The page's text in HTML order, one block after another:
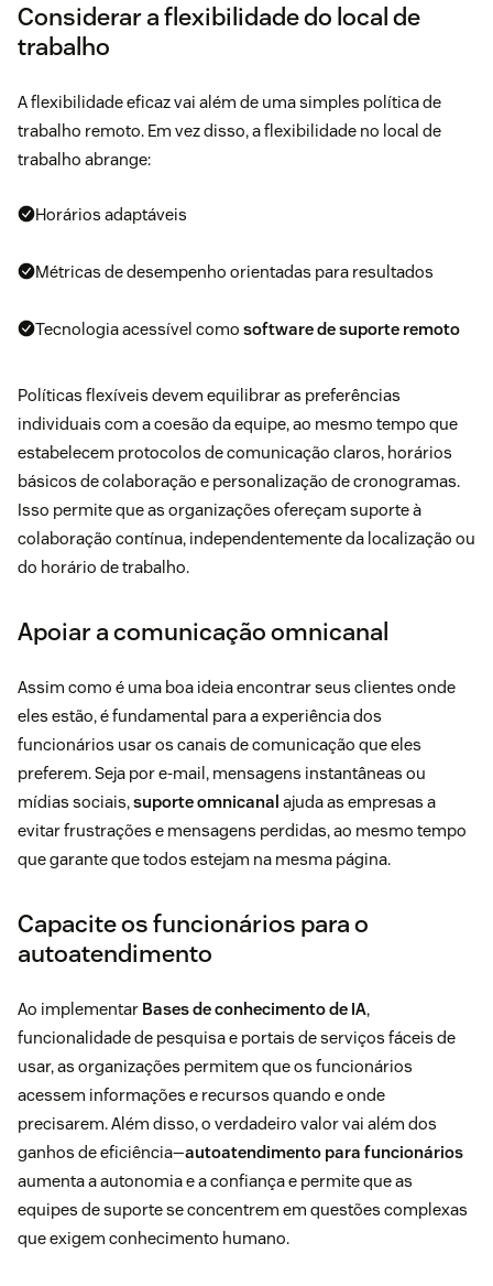
Considerar a flexibilidade do local de
trabalho
A flexibilidade eficaz vai além de uma simples política de
trabalho remoto. Em vez disso, a flexibilidade no local de
trabalho abrange:
Horários adaptáveis ​​
Métricas de desempenho orientadas para resultados
Tecnologia acessível como software de suporte remoto
Políticas flexíveis devem equilibrar as preferências
individuais com a coesão da equipe, ao mesmo tempo que
estabelecem protocolos de comunicação claros, horários
básicos de colaboração e personalização de cronogramas.
Isso permite que as organizações ofereçam suporte à
colaboração contínua, independentemente da localização ou
do horário de trabalho.
Apoiar a comunicação omnicanal
Assim como é uma boa ideia encontrar seus clientes onde
eles estão, é fundamental para a experiência dos
funcionários usar os canais de comunicação que eles
preferem. Seja por e-mail, mensagens instantâneas ou
mídias sociais,suporte omnicanal ajuda as empresas a
evitar frustrações e mensagens perdidas, ao mesmo tempo
que garante que todos estejam na mesma página.
Capacite os funcionários para o
autoatendimento
Ao implementar Bases de conhecimento de IA,
funcionalidade de pesquisa e portais de serviços fáceis de
usar, as organizações permitem que os funcionários
acessem informações e recursos quando e onde
precisarem. Além disso, o verdadeiro valor vai além dos
ganhos de eficiência—autoatendimento para funcionários
aumenta a autonomia e a confiança e permite que as
equipes de suporte se concentrem em questões complexas
que exigem conhecimento humano.